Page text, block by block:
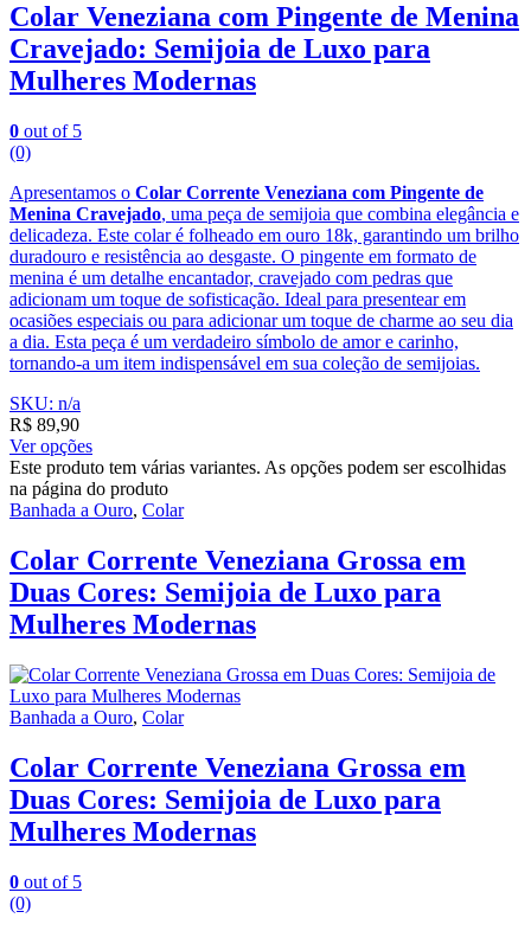
Colar Veneziana com Pingente de Menina
Cravejado: Semijoia de Luxo para
Mulheres Modernas
0 out of 5
(0)
Apresentamos o Colar Corrente Veneziana com Pingente de
Menina Cravejado, uma peça de semijoia que combina elegância e
delicadeza. Este colar é folheado em ouro 18k, garantindo um brilho
duradouro e resistência ao desgaste. O pingente em formato de
menina é um detalhe encantador, cravejado com pedras que
adicionam um toque de sofisticação. Ideal para presentear em
ocasiões especiais ou para adicionar um toque de charme ao seu dia
a dia. Esta peça é um verdadeiro símbolo de amor e carinho,
tornando-a um item indispensável em sua coleção de semijoias.
SKU: n/a
R$ 89,90
Ver opções
Este produto tem várias variantes. As opções podem ser escolhidas
na página do produto
Banhada a Ouro, Colar
Colar Corrente Veneziana Grossa em
Duas Cores: Semijoia de Luxo para
Mulheres Modernas
Banhada a Ouro, Colar
Colar Corrente Veneziana Grossa em
Duas Cores: Semijoia de Luxo para
Mulheres Modernas
0 out of 5
(0)